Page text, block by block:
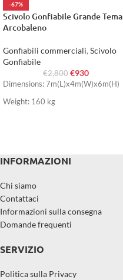
-67%
Scivolo Gonfiabile Grande Tema
Arcobaleno
Gonfiabili commerciali, Scivolo
Gonfiabile
€2,800 €930
Dimensions: 7m(L)x4m(W)x6m(H)
Weight: 160 kg
INFORMAZIONI
Chi siamo
Contattaci
Informazioni sulla consegna
Domande frequenti
SERVIZIO
Politica sulla Privacy